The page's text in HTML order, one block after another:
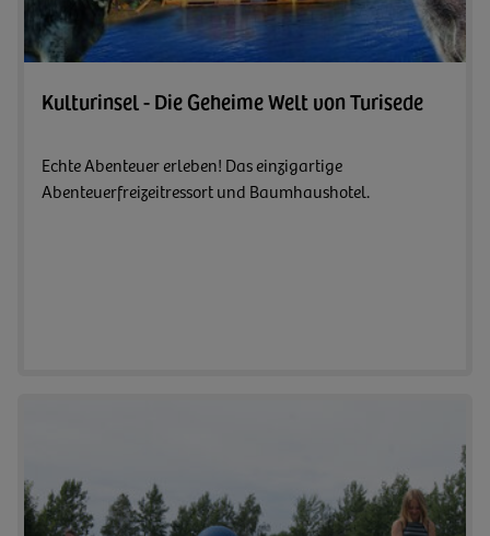
Zum
Kulturinsel - Die Geheime Welt von Turisede
Echte Abenteuer erleben! Das einzigartige
Abenteuerfreizeitressort und Baumhaushotel.